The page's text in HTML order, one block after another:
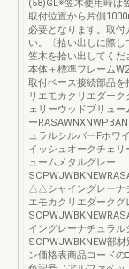
(58)GL※笠木使用時は
取付位置から片側
必要となります。取
い。〔拾い出しに際
笠木を拾い出してくだ
本体＋標準フレーム
取付ベース接続部品
リエモカクリエダー
ェリーウッドブリュ
ー
ュラルシルバーFホワ
イッシュオークチェリ
ュームメタルグレー
△△シャイングレーナ
エモカクリエダーク
イングレーナチュラル
SCPWJWBKNEW部
ン価格表商品コード